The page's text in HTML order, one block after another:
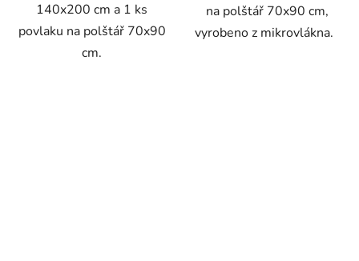
140x200 cm a 1 ks
povlaku na polštář 70x90
cm.
na polštář 70x90 cm,
vyrobeno z mikrovlákna.